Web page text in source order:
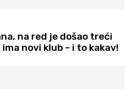
na red je došao treći
novi klub – i to kakav!